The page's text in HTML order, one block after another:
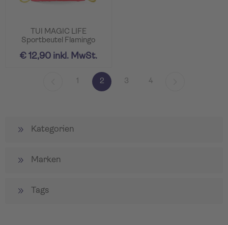
TUI MAGIC LIFE
Sportbeutel Flamingo
€ 12,90 inkl. MwSt.
1 2 3 4
Kategorien
Marken
Tags